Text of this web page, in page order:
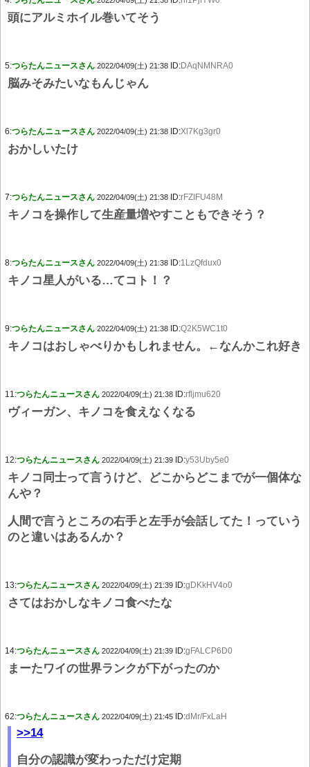
頭にアルミホイル巻いてそう
5:つらたんニュースさん 2022/04/09(土) 21:38 ID:DAqNMNRA0
脳みそみたいなもんじゃん
6:つらたんニュースさん 2022/04/09(土) 21:38 ID:Xl7Kg3gr0
おかしいたけ
7:つらたんニュースさん 2022/04/09(土) 21:38 ID:rFZIFU48M
キノコを操作して生産量増やすこともできそう？
8:つらたんニュースさん 2022/04/09(土) 21:38 ID:1LzQfdux0
キノコ星人がいる…てコト！？
9:つらたんニュースさん 2022/04/09(土) 21:38 ID:Q2K5WC1t0
キノコはおしゃべりかもしれません。←なんかこれ好き
11:つらたんニュースさん 2022/04/09(土) 21:38 ID:rfljmu620
ヴィーガン、キノコを食えなくなる
12:つらたんニュースさん 2022/04/09(土) 21:39 ID:y53Uby5e0
キノコ同士って言うけど、どこからどこまでが一個体な
んや？
人間で言うところの右手と左手が会話してた！っていう
のと違いはあるんか？
13:つらたんニュースさん 2022/04/09(土) 21:39 ID:gDKkHV4o0
さてはおかしなキノコ食べたな
14:つらたんニュースさん 2022/04/09(土) 21:39 ID:gFALCP6D0
まーたワイの世界ランクが下がったのか
62:つらたんニュースさん 2022/04/09(土) 21:45 ID:dMr/FxLaH
>>14
自分の認識が変わっただけ定期